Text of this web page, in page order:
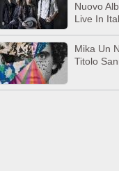
Nuovo
Live In
Mika Un
Titolo